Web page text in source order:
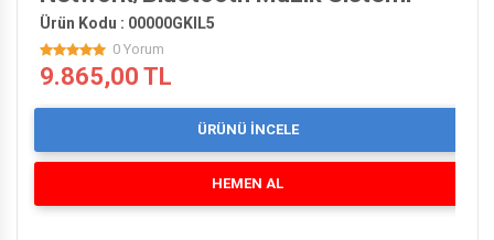
Ürün Kodu : 00000GKIL5
0 Yorum
9.865,00 TL
ÜRÜNÜ İNCELE
HEMEN AL